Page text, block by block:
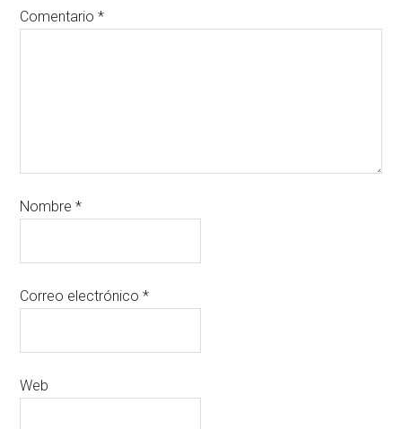
Comentario*
Nombre*
Correo electrónico*
Web